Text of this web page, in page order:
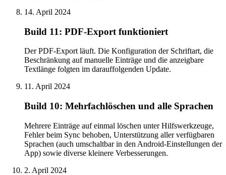
14. April 2024
Build 11: PDF-Export funktioniert
Der PDF-Export läuft. Die Konfiguration der Schriftart, die
Beschränkung auf manuelle Einträge und die anzeigbare
Textlänge folgten im darauffolgenden Update.
11. April 2024
Build 10: Mehrfachlöschen und alle Sprachen
Mehrere Einträge auf einmal löschen unter Hilfswerkzeuge,
Fehler beim Sync behoben, Unterstützung aller verfügbaren
Sprachen (auch umschaltbar in den Android-Einstellungen der
App) sowie diverse kleinere Verbesserungen.
2. April 2024